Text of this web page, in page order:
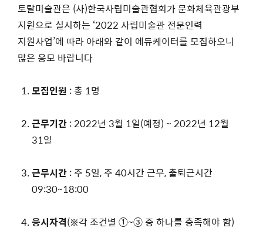
토탈미술관은 (사)한국사립미술관협회가 문화체육관광부
지원으로 실시하는 ‘2022 사립미술관 전문인력
지원사업’에 따라 아래와 같이 에듀케이터를 모집하오니
많은 응모 바랍니다
모집인원 : 총 1명
근무기간 : 2022년 3월 1일(예정) ~ 2022년 12월
31일
근무시간 : 주 5일, 주 40시간 근무, 출퇴근시간
09:30~18:00
응시자격(※각 조건별 ①~③ 중 하나를 충족해야 함)